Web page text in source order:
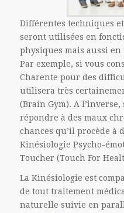
Différentes techniques
seront utilisées en
physiques mais aussi
Par exemple, si vous
Charente pour des
utilisera très
(Brain Gym). A
répondre à des maux
chances qu’il procède à
Kinésiologie Psycho-
Toucher (Touch For
La Kinésiologie est
de tout traitement
naturelle suivie en